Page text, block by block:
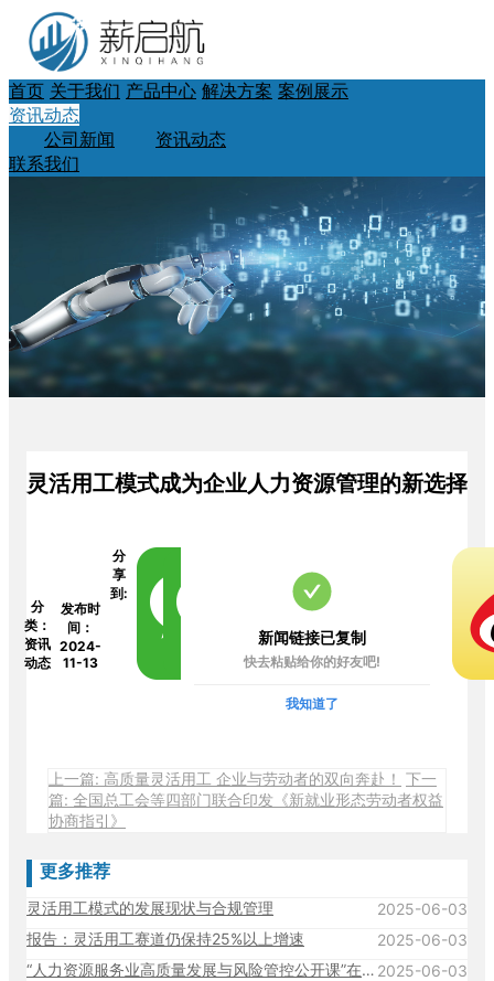
首页 关于我们 产品中心 解决方案 案例展示
资讯动态
公司新闻
资讯动态
联系我们
灵活用工模式成为企业人力资源管理的新选择
分
类：
资讯
动态
发布时
间：
2024-
11-13
分
享
到:
新闻链接已复制
快去粘贴给你的好友吧!
我知道了
上一篇: 高质量灵活用工 企业与劳动者的双向奔赴！ 下一
篇: 全国总工会等四部门联合印发《新就业形态劳动者权益
协商指引》
更多推荐
灵活用工模式的发展现状与合规管理
2025-06-03
报告：灵活用工赛道仍保持25%以上增速
2025-06-03
“人力资源服务业高质量发展与风险管控公开课”在中国人民大学成功举办！ 2025-06-03